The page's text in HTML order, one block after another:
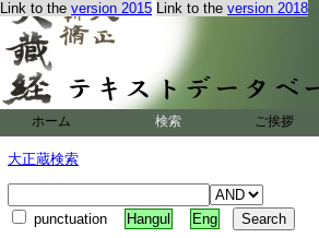
Link to the version 2015 Link to the version 2018
ホーム 検索 ご挨拶
大正蔵検索
punctuation Hangul Eng